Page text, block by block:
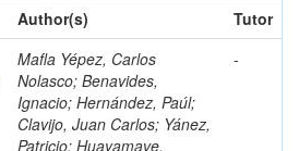
Author(s)
Tutor
Mafla Yépez, Carlos
Nolasco; Benavides,
Ignacio; Hernández, Paúl;
Clavijo, Juan Carlos; Yánez,
Patricio; Huayamave,
-